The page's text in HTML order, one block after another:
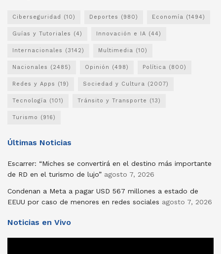
Ciberseguridad (10) Deportes (980) Economía (1494)
Guías y Tutoriales (4) Innovación e IA (44)
Internacionales (3142) Multimedia (10)
Nacionales (2485) Opinión (498) Política (800)
Redes y Apps (19) Sociedad y Cultura (2007)
Tecnología (101) Tránsito y Transporte (13)
Turismo (916)
Últimas Noticias
Escarrer: “Miches se convertirá en el destino más importante
de RD en el turismo de lujo” agosto 7, 2026
Condenan a Meta a pagar USD 567 millones a estado de
EEUU por caso de menores en redes sociales agosto 7, 2026
Noticias en Vivo